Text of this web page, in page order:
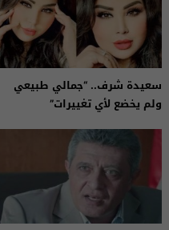
سعيدة شرف.. “جمالي طبيعي
ولم يخضع لأي تغييرات”